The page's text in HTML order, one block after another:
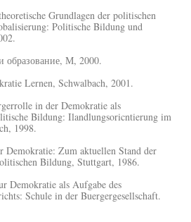
Grundlagen der politischen
Politische Bildung und
М, 2000.
Lernen, Schwalbach, 2001.
in der Demokratie als
Bildung: Ilandlungsoricntierung im
1998.
Demokratie: Zum aktuellen Stand der
Bildung, Stuttgart, 1986.
Demokratie als Aufgabe des
Schule in der Buergergesellschaft.